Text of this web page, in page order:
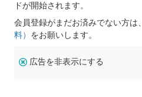
ドが開始されます。
会員登録がまだお済みでない方は、
料） をお願いします。
広告を非表示にする